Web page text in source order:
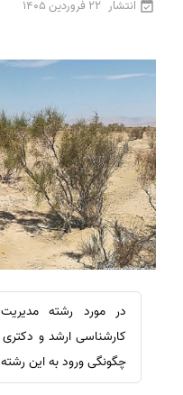
انتشار 22 فروردین 1405
در مورد رشته
کارشناسی ارشد و دکتری
چگونگی ورود به این